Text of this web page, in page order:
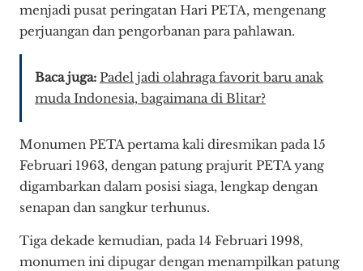
menjadi pusat peringatan Hari PETA, mengenang
perjuangan dan pengorbanan para pahlawan.
Baca juga: Padel jadi olahraga favorit baru anak
muda Indonesia, bagaimana di Blitar?
Monumen PETA pertama kali diresmikan pada 15
Februari 1963, dengan patung prajurit PETA yang
digambarkan dalam posisi siaga, lengkap dengan
senapan dan sangkur terhunus.
Tiga dekade kemudian, pada 14 Februari 1998,
monumen ini dipugar dengan menampilkan patung